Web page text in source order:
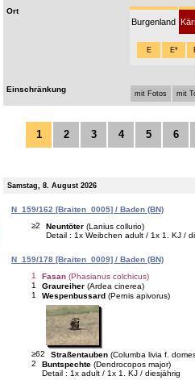
Ort
Burgenland
E E*
Einschränkung mit Fotos mit
1 2 3 4 5 6
Samstag, 8. August 2026
N_159/162 [Braiten_0005] / Baden (BN)
≥2
Neuntöter (Lanius collurio)
Detail : 1x Weibchen adult / 1x 1. KJ /
N_159/178 [Braiten_0009] / Baden (BN)
1
Fasan (Phasianus colchicus)
1
Graureiher (Ardea cinerea)
1
Wespenbussard (Pernis apivorus)
≥62 Straßentauben (Columba livia f.
2
Buntspechte (Dendrocopos major)
Detail : 1x adult / 1x 1. KJ / diesjährig